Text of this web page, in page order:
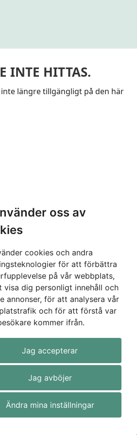
oss av
cookies och andra
för att förbättra
på vår webbplats,
visa dig personligt innehåll och
annonser, för att analysera vår
och för att förstå var
kommer ifrån.
Jag accepterar
Jag avböjer
Ändra mina inställningar
INTE HITTAS.
längre tillgängligt på den här
Hem
Lediga jobb
Annonsera